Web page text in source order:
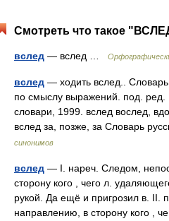
Смотреть что такое
вслед — вслед …
вслед — ходить вслед..
по смыслу выражений. под.
словари, 1999. вслед вослед,
вслед за, позже, за Словарь
синонимов
вслед — I. нареч. Следом,
сторону кого , чего л.
рукой. Да ещё и пригрозил в. II.
направлению, в сторону кого ,